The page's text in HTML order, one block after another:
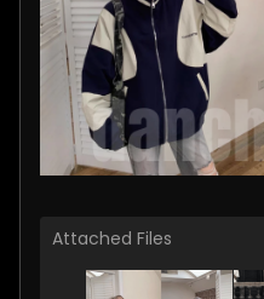
Attached Files